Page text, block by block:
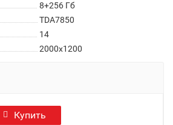
8+256 Гб
TDA7850
14
2000x1200
Купить